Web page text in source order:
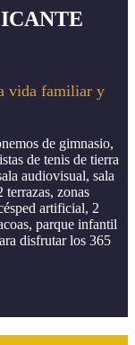
vida familiar y
de gimnasio,
de tenis de tierra
audiovisual, sala
zonas
artificial, 2
parque infantil
disfrutar los 365